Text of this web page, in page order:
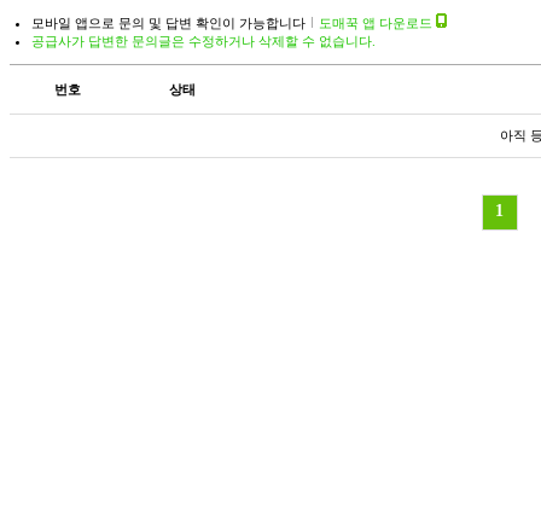
모바일 앱으로 문의 및 답변 확인이 가능합니다
도매꾹 앱 다운로드
공급사가 답변한 문의글은 수정하거나 삭제할 수 없습니다.
번호 상태
아직
1